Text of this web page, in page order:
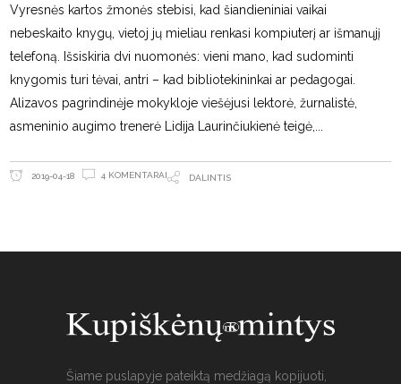
Vyresnės kartos žmonės stebisi, kad šiandieniniai vaikai
nebeskaito knygų, vietoj jų mieliau renkasi kompiuterį ar išmanųjį
telefoną. Išsiskiria dvi nuomonės: vieni mano, kad sudominti
knygomis turi tėvai, antri – kad bibliotekininkai ar pedagogai.
Alizavos pagrindinėje mokykloje viešėjusi lektorė, žurnalistė,
asmeninio augimo trenerė Lidija Laurinčiukienė teigė,
2019-04-18 4 KOMENTARAI DALINTIS
Šiame puslapyje pateiktą medžiagą kopijuoti,